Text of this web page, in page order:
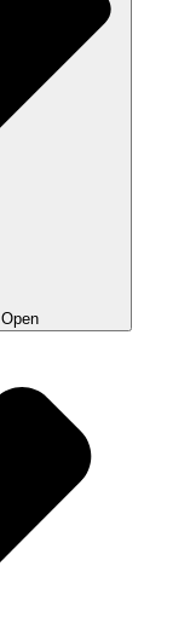
Open دسته بندی کالاها